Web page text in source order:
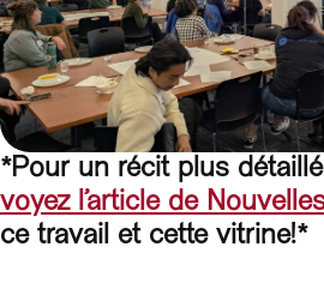
*Pour un récit plus
voyez l’article de
ce travail et cette vitrine!*